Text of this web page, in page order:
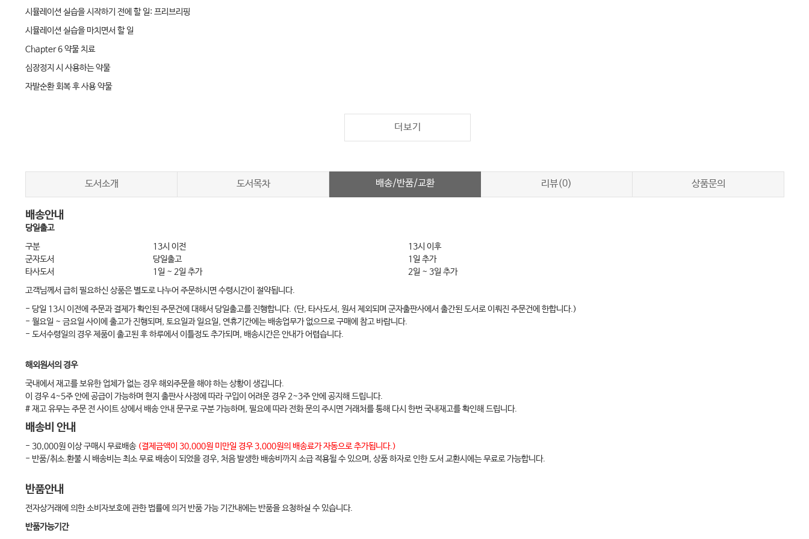
시뮬레이션 실습을 시작하기 전에 할 일: 프리브리핑
시뮬레이션 실습을 마치면서 할 일
Chapter 6 약물 치료
심장정지 시 사용하는 약물
자발순환 회복 후 사용 약물
Chapter 6-2 전문소생술 중 환자 감시
호기말이산화탄소분압(ETCO2)
국소뇌산소포화도
관상동맥 관류압과 이완기 동맥압
되먹임(피드백) 장치의 사용
Chapter 6-3 기본 및 전문 기도술기
기본 기도술기
전문 기도술기
Chapter 6-4 제세동
제세동
Chapter 6-5 전문소생술 중 약물 투여
정맥내 투여
골내 주사
기관내 투여
개요
더보기
도서소개 도서목차 배송/반품/교환 리뷰(0) 상품문의
배송안내
당일출고
구분
13시 이전
13시 이후
군자도서
당일출고
1일 추가
타사도서
1일 ~ 2일 추가
2일 ~ 3일 추가
고객님께서 급히 필요하신 상품은 별도로 나누어 주문하시면 수령시간이 절약됩니다.
- 당일 13시 이전에 주문과 결제가 확인된 주문건에 대해서 당일출고를 진행합니다. (단, 타사도서, 원서 제외되며 군자출판사에서 출간된 도서로 이뤄진 주문건에 한합니다.)
- 월요일 ~ 금요일 사이에 출고가 진행되며, 토요일과 일요일, 연휴기간에는 배송업무가 없으므로 구매에 참고 바랍니다.
- 도서수령일의 경우 제품이 출고된 후 하루에서 이틀정도 추가되며, 배송시간은 안내가 어렵습니다.
해외원서의 경우
국내에서 재고를 보유한 업체가 없는 경우 해외주문을 해야 하는 상황이 생깁니다.
이 경우 4~5주 안에 공급이 가능하며 현지 출판사 사정에 따라 구입이 어려운 경우 2~3주 안에 공지해 드립니다.
# 재고 유무는 주문 전 사이트 상에서 배송 안내 문구로 구분 가능하며, 필요에 따라 전화 문의 주시면 거래처를 통해 다시 한번 국내재고를 확인해 드립니다.
배송비 안내
- 30,000원 이상 구매시 무료배송 (결제금액이 30,000원 미만일 경우 3,000원의 배송료가 자동으로 추가됩니다.)
- 반품/취소.환불 시 배송비는 최소 무료 배송이 되었을 경우, 처음 발생한 배송비까지 소급 적용될 수 있으며, 상품 하자로 인한 도서 교환시에는 무료로 가능합니다.
반품안내
전자상거래에 의한 소비자보호에 관한 법률에 의거 반품 가능 기간내에는 반품을 요청하실 수 있습니다.
반품가능기간